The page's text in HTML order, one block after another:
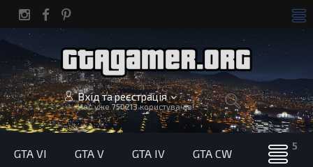
Вхід та реєстрація
Нас уже750213користувачів!
GTA VI GTA V GTA IV GTA CW